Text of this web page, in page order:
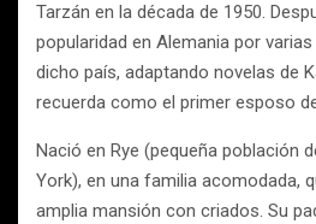
Tarzán en la década de 1950.
popularidad en Alemania por
dicho país, adaptando novelas de
recuerda como el primer esposo
Nació en Rye (pequeña población
York), en una familia acomodada,
amplia mansión con criados. Su